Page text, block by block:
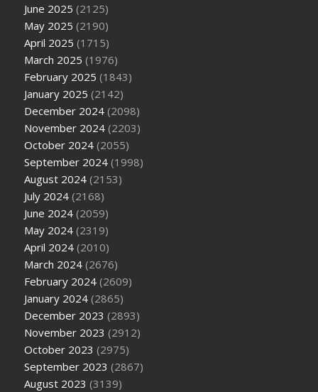
June 2025 (2125)
May 2025 (2190)
April 2025 (1715)
March 2025 (1976)
February 2025 (1843)
January 2025 (2142)
December 2024 (2098)
November 2024 (2203)
October 2024 (2055)
September 2024 (1998)
August 2024 (2153)
July 2024 (2168)
June 2024 (2059)
May 2024 (2319)
April 2024 (2010)
March 2024 (2676)
February 2024 (2609)
January 2024 (2865)
December 2023 (2893)
November 2023 (2912)
October 2023 (2975)
September 2023 (2867)
August 2023 (3139)